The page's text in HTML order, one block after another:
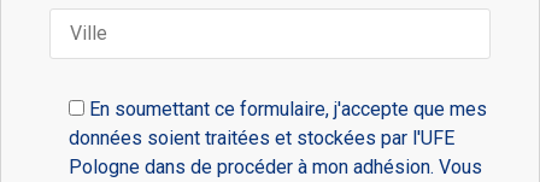
En soumettant ce formulaire, j'accepte que mes
données soient traitées et stockées par l'UFE
Pologne dans de procéder à mon adhésion. Vous